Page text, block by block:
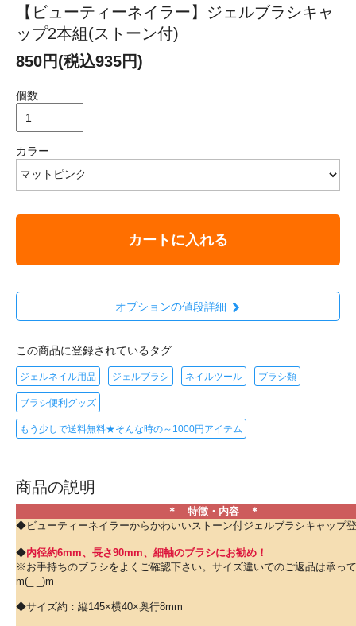
【ビューティーネイラー】ジェルブラシキャ
ップ2本組(ストーン付)
850円(税込935円)
個数
カラー
カートに入れる
オプションの値段詳細
この商品に登録されているタグ
ジェルネイル用品 ジェルブラシ ネイルツール ブラシ類
ブラシ便利グッズ
もう少しで送料無料★そんな時の～1000円アイテム
商品の説明
＊ 特徴・内容 ＊
◆ビューティーネイラーからかわいいストーン付ジェルブラシキャップ
◆内径約6mm、長さ90mm、細軸のブラシにお勧め！
※お手持ちのブラシをよくご確認下さい。サイズ違いでのご返品は承っ
m(_ _)m
◆サイズ約：縦145×横40×奥行8mm